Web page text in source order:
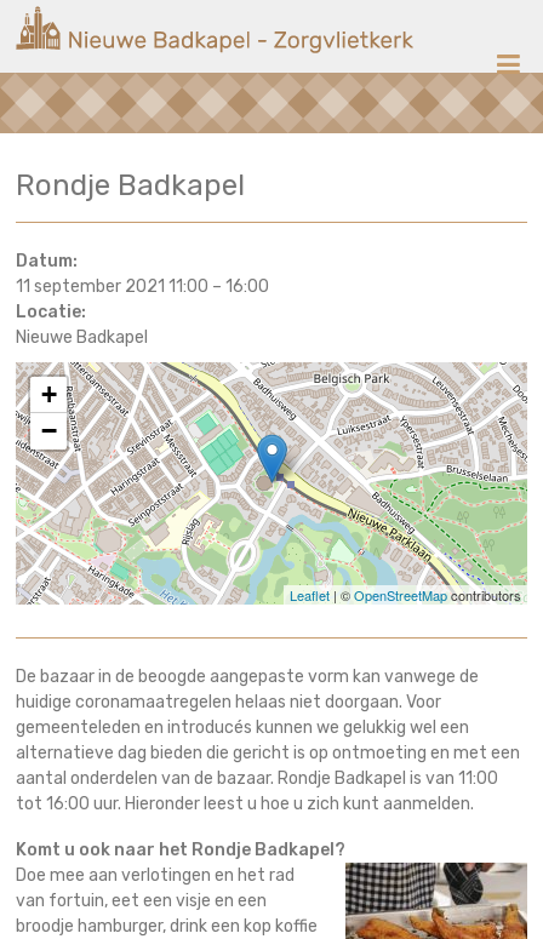
naar
inhoud
Nieuwe
Badkapel
op
Rondje Badkapel
Datum:
11 september 2021 11:00 –16:00
Locatie:
Nieuwe Badkapel
+
−
Leaflet| ©OpenStreetMapcontributors
De bazaar in de beoogde aangepaste vorm kan vanwege de
huidige coronamaatregelen helaas niet doorgaan. Voor
gemeenteleden en introducés kunnen we gelukkig wel een
alternatieve dag bieden die gericht is op ontmoeting en met een
aantal onderdelen van de bazaar. Rondje Badkapel is van 11:00
tot 16:00 uur. Hieronder leest u hoe u zich kunt aanmelden.
Komt u ook naar het Rondje Badkapel?
Doe mee aan verlotingen en het rad
van fortuin, eet een visje en een
broodje hamburger, drink een kop koffie